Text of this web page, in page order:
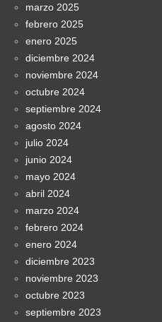
marzo 2025
febrero 2025
enero 2025
diciembre 2024
noviembre 2024
octubre 2024
septiembre 2024
agosto 2024
julio 2024
junio 2024
mayo 2024
abril 2024
marzo 2024
febrero 2024
enero 2024
diciembre 2023
noviembre 2023
octubre 2023
septiembre 2023